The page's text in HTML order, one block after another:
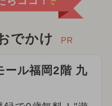
でかけ PR
ール福岡2階 九